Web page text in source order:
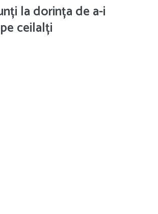
la dorința de a-i
ceilalți